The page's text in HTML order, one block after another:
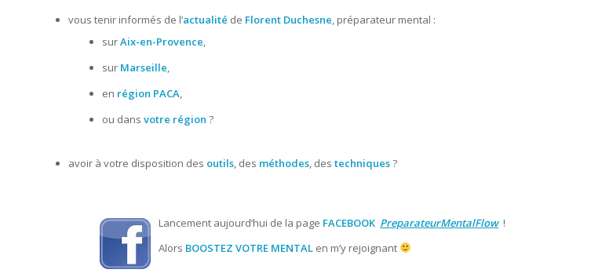
vous tenir informés de l’actualité de Florent Duchesne, préparateur mental :
surAix-en-Provence,
sur Marseille,
en région PACA,
ou dans votre région ?
avoir à votre disposition des outils, des méthodes, des techniques?
Lancement aujourd’hui de la page FACEBOOK PreparateurMentalFlow !
Alors BOOSTEZ VOTRE MENTAL en m’y rejoignant